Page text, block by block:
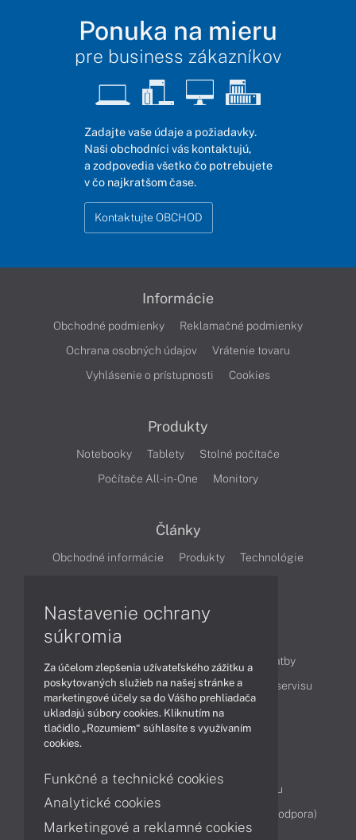
Ponuka na mieru
pre business zákazníkov
Zadajte vaše údaje a požiadavky.
Naši obchodníci vás kontaktujú,
a zodpovedia všetko čo potrebujete
v čo najkratšom čase.
Kontaktujte OBCHOD
Informácie
Obchodné podmienky
Reklamačné podmienky
Ochrana osobných údajov
Vrátenie tovaru
Vyhlásenie o prístupnosti
Cookies
Produkty
Notebooky Tablety
Stolné počítače
Počítače All-in-One
Monitory
Články
Obchodné informácie Produkty
Technológie
Ako nakupovať
Možnosti doručenia a platby
Podpora a servis
Servisné služby Cenník servisu
Kontakty
Reklamácia tovaru
Diagnostiky online
TeamViewer (vzdialená podpora)
Nastavenie ochrany
súkromia
Za účelom zlepšenia užívateľského zážitku a
poskytovaných služieb na našej stránke a
marketingové účely sa do Vášho prehliadača
ukladajú súbory cookies. Kliknutím na
tlačidlo „Rozumiem“ súhlasíte s využívaním
cookies.
Funkčné a technické cookies
Analytické cookies
Marketingové a reklamné cookies